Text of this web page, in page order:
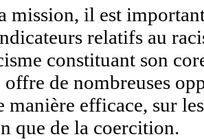
mission, il est
relatifs au
constituant son
de nombreuses
manière efficace, sur
que de la coercition.